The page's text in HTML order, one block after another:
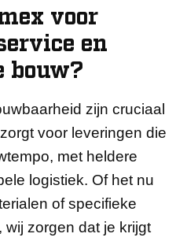
voor
en
bouw?
zijn cruciaal
voor leveringen die
met heldere
logistiek. Of het nu
of specifieke
zorgen dat je krijgt